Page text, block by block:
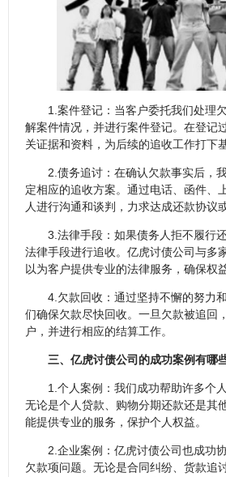
1.案件登记：当客户委托我们处理
解案件情况，并进行案件登记。在登记
关证据和资料，为后续的追收工作打下基
2.债务追讨：在确认欠款事实后，
定相应的追收方案。通过电话、函件、
人进行沟通和谈判，力求达成还款协议
3.法律手段：如果债务人拒不履行
法律手段进行追收。亿虎讨债公司与多
以为客户提供专业的法律服务，确保权
4.欠款回收：通过坚持不懈的努力
们确保欠款尽快回收。一旦欠款被追回
户，并进行相应的结算工作。
三、亿虎讨债公司的成功案例有哪
1.个人案例：我们成功帮助许多个
无论是个人贷款、购物分期还款还是其
能提供专业的服务，保护个人权益。
2.企业案例：亿虎讨债公司也成功
欠款项问题。无论是合同纠纷、货款追